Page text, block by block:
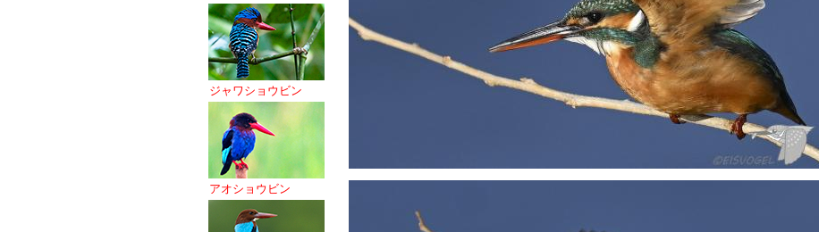
ジャワショウビン
アオショウビン